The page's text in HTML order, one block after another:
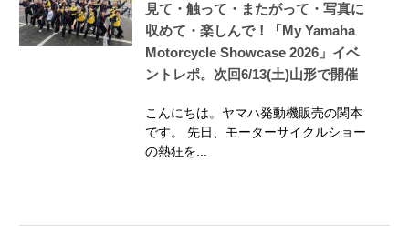
見て・触って・またがって・写真に
収めて・楽しんで！「My Yamaha
Motorcycle Showcase 2026」イベ
ントレポ。次回6/13(土)山形で開催
こんにちは。ヤマハ発動機販売の関本
です。 先日、モーターサイクルショー
の熱狂を...